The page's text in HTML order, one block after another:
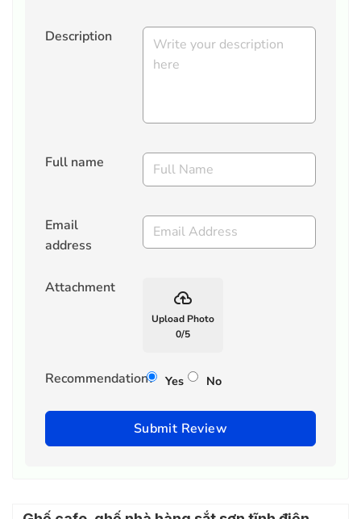
Description
Full name
Email
address
Attachment backup
Upload Photo
0/5
Recommendation? Yes No
Submit Review